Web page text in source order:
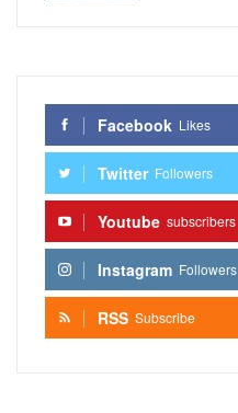
Facebook Likes
Twitter Followers
Youtube subscribers
Instagram Followers
RSS Subscribe